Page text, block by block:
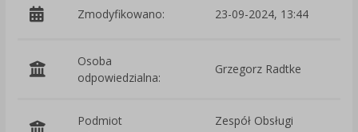
Zmodyfikowano: 23-09-2024, 13:44
Osoba
odpowiedzialna:
Grzegorz Radtke
Podmiot
Zespół Obsługi